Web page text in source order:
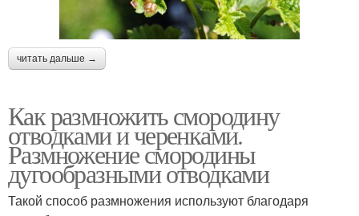
читать дальше →
Как размножить смородину
отводками и черенками.
Размножение смородины
дугообразными отводками
Такой способ размножения используют благодаря